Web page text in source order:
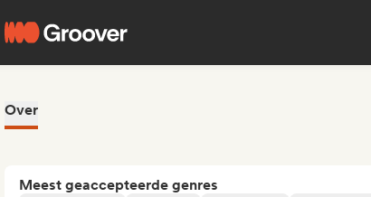
Over
Meest geaccepteerde genres